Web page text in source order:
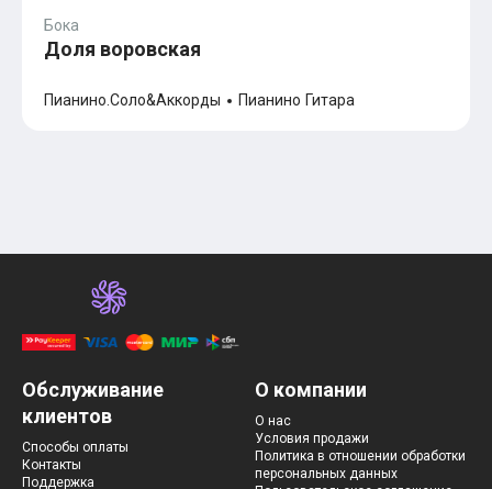
Бока
Доля воровская
Пианино.Соло&Аккорды Пианино Гитара
Обслуживание
клиентов
Способы оплаты
Контакты
Поддержка
О компании
О нас
Условия продажи
Политика в отношении обработки
персональных данных